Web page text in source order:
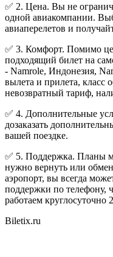
✅ 2. Цена. Вы не
одной авиакомпании.
авиаперелетов и
✅ 3. Комфорт. Помимо
подходящий билет на
- Namrole, Индонезия,
вылета и прилета, класс
невозвратный тариф,
✅ 4. Дополнительные
дозаказать
вашей поездке.
✅ 5. Поддержка. Планы
нужно вернуть или
аэропорт, вы всегда
поддержки по телефону,
работаем круглосуточно
Biletix.ru